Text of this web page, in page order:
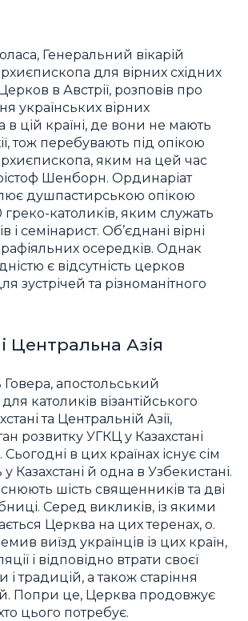
Генеральний вікарій
для вірних східних
в Австрії, розповів про
українських вірних
в цій країні, де вони не мають
тож перебувають під опікою
яким на цей час
Шенборн. Ординаріат
душпастирською опікою
католиків, яким служать
і семінарист. Об’єднані вірні
осередків. Однак
є відсутність церков
зустрічей та різноманітного
Центральна Азія
Говера, апостольський
католиків візантійського
та Центральній Азії,
розвитку УГКЦ у Казахстані
в цих країнах існує сім
у Казахстані й одна в Узбекистані.
шість священників та дві
Серед викликів, із якими
Церква на цих теренах, о.
виїзд українців із цих країн,
і відповідно втрати своєї
і традицій, а також старіння
Попри це, Церква продовжує
цього потребує.